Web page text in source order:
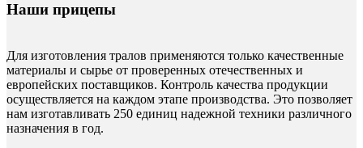
Наши прицепы
Для изготовления тралов применяются только качественные
материалы и сырье от проверенных отечественных и
европейских поставщиков. Контроль качества продукции
осуществляется на каждом этапе производства. Это позволяет
нам изготавливать 250 единиц надежной техники различного
назначения в год.